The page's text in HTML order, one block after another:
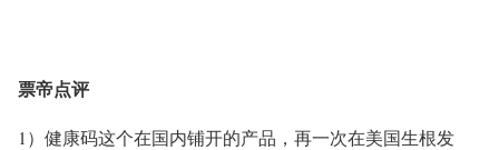
票帝点评
1）健康码这个在国内铺开的产品，再一次在美国生根发